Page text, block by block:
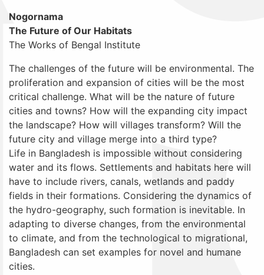
Nogornama
The Future of Our Habitats
The Works of Bengal Institute
The challenges of the future will be environmental. The
proliferation and expansion of cities will be the most
critical challenge. What will be the nature of future
cities and towns? How will the expanding city impact
the landscape? How will villages transform? Will the
future city and village merge into a third type?
Life in Bangladesh is impossible without considering
water and its flows. Settlements and habitats here will
have to include rivers, canals, wetlands and paddy
fields in their formations. Considering the dynamics of
the hydro-geography, such formation is inevitable. In
adapting to diverse changes, from the environmental
to climate, and from the technological to migrational,
Bangladesh can set examples for novel and humane
cities.